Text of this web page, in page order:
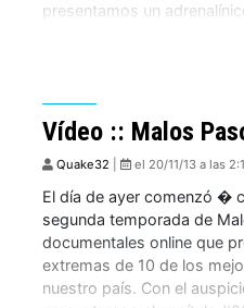
presentamos un
Vídeo :: Malos
Quake32 el 20/11/13 a las
El día de ayer comenzó �
segunda temporada de
documentales online que
extremas de 10 de los
nuestro país. Con el